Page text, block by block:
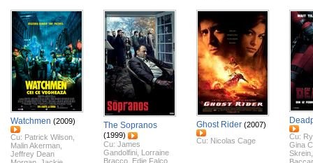
Watchmen (2009)
Cu: Patrick Wilson
Malin Akerman
Jeffrey Dean
The Sopranos
(1999)
Cu: James
Gandolfini Lorraine
Bracco Edie Falco
Ghost Rider (2007)
Cu: Nicolas Cage Cu:
Gina
Skrein